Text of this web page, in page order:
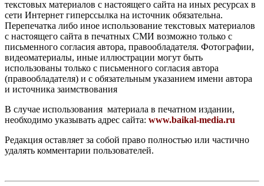
текстовых материалов с настоящего сайта на иных ресурсах в
сети Интернет гиперссылка на источник обязательна.
Перепечатка либо иное использование текстовых материалов
с настоящего сайта в печатных СМИ возможно только с
письменного согласия автора, правообладателя. Фотографии,
видеоматериалы, иные иллюстрации могут быть
использованы только с письменного согласия автора
(правообладателя) и с обязательным указанием имени автора
и источника заимствования
В случае использования материала в печатном издании,
необходимо указывать адрес сайта: www.baikal-media.ru
Редакция оставляет за собой право полностью или частично
удалять комментарии пользователей.